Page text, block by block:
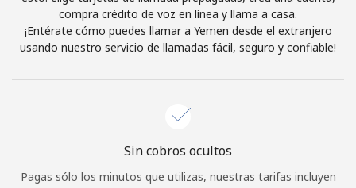
¡Hola!
compra crédito de voz en línea y llama a casa.
¡Entérate cómo puedes llamar a Yemen desde el extranjero
usando nuestro servicio de llamadas fácil, seguro y confiable!
Sin cobros ocultos
Pagas sólo los minutos que utilizas, nuestras tarifas incluyen